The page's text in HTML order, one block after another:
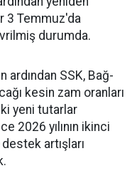
3 Temmuz'da
durumda.
ardından SSK, Bağ-
kesin zam oranları
yeni tutarlar
2026 yılının ikinci
artışları